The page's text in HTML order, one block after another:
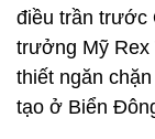
điều trần trước
trưởng Mỹ Rex
thiết ngăn
tạo ở Biển